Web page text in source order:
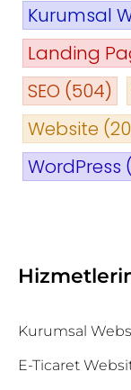
Kurumsal
Landing
SEO (504)
Website
WordPress
Kurumsal
E-Ticaret